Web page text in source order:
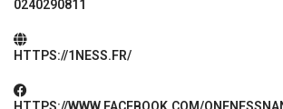
0240290811
HTTPS://1NESS.FR/